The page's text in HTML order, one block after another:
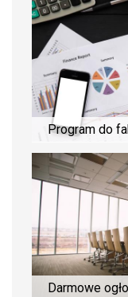
Program do
Darmowe